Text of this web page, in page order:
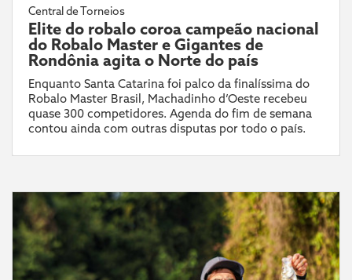
Central de Torneios
Elite do robalo coroa campeão nacional
do Robalo Master e Gigantes de
Rondônia agita o Norte do país
Enquanto Santa Catarina foi palco da finalíssima do
Robalo Master Brasil, Machadinho d’Oeste recebeu
quase 300 competidores. Agenda do fim de semana
contou ainda com outras disputas por todo o país.